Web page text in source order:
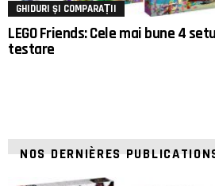
GHIDURI ȘI COMPARAȚII
LEGO Friends: Cele mai bune 4
testare
NOS DERNIÈRES